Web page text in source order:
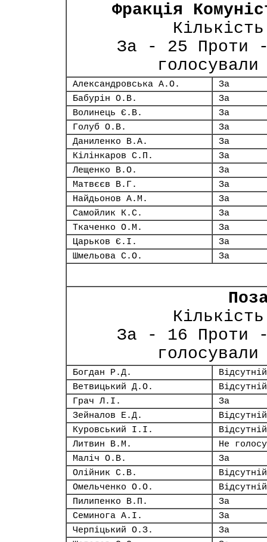
Фракція
За - 25 Проти
Александровська А.О.
За
Бабурін О.В.
За
Волинець Є.В.
За
Голуб О.В.
За
Даниленко В.А.
За
Кілінкаров С.П.
За
Лещенко В.О.
За
Матвєєв В.Г.
За
Найдьонов А.М.
За
Самойлик К.С.
За
Ткаченко О.М.
За
Царьков Є.І.
За
Шмельова С.О.
За
За - 16 Проти
Богдан Р.Д.
Відсутній
Ветвицький Д.О.
Відсутній
Грач Л.І.
За
Зейналов Е.Д.
Відсутній
Куровський І.І.
Відсутній
Литвин В.М.
Не
Маліч О.В.
За
Олійник С.В.
Відсутній
Омельченко О.О.
Відсутній
Пилипенко В.П.
За
Семинога А.І.
За
Черпіцький О.З.
За